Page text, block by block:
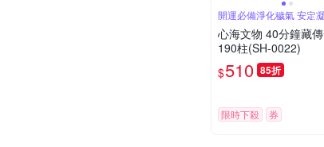
開運必備淨化穢氣 安定
心海文物 40分鐘藏
190柱(SH-0022)
$510 85折
限時下殺 券